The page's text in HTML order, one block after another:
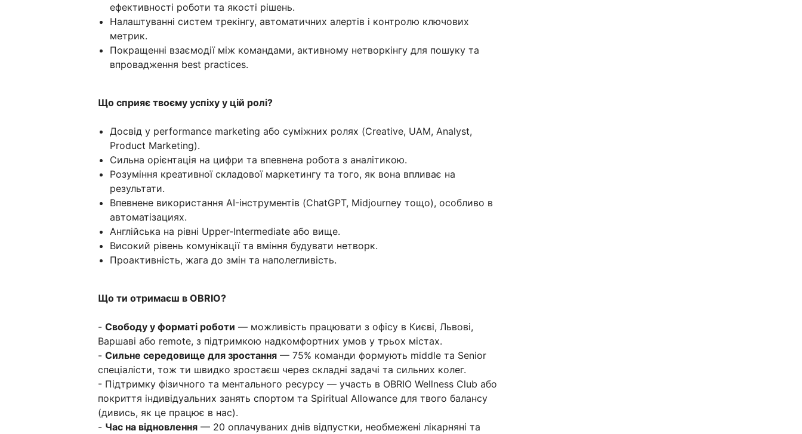
ефективності роботи та якості рішень.
Налаштуванні систем трекінгу, автоматичних алертів і контролю ключових
метрик.
Покращенні взаємодії між командами, активному нетворкінгу для пошуку та
впровадження best practices.
Що сприяє твоєму успіху у цій ролі?
Досвід у performance marketing або суміжних ролях (Creative, UAM, Analyst,
Product Marketing).
Сильна орієнтація на цифри та впевнена робота з аналітикою.
Розуміння креативної складової маркетингу та того, як вона впливає на
результати.
Впевнене використання AI-інструментів (ChatGPT, Midjourney тощо), особливо в
автоматізациях.
Англійська на рівні Upper-Intermediate або вище.
Високий рівень комунікації та вміння будувати нетворк.
Проактивність, жага до змін та наполегливість.
Що ти отримаєш в OBRIO?
- Свободу у форматі роботи — можливість працювати з офісу в Києві, Львові,
Варшаві або remote, з підтримкою надкомфортних умов у трьох містах.
- Сильне середовище для зростання — 75% команди формують middle та Senior
спеціалісти, тож ти швидко зростаєш через складні задачі та сильних колег.
- Підтримку фізичного та ментального ресурсу — участь в OBRIO Wellness Club або
покриття індивідуальних занять спортом та Spiritual Allowance для твого балансу
(дивись, як це працює в нас).
- Час на відновлення — 20 оплачуваних днів відпустки, необмежені лікарняні та